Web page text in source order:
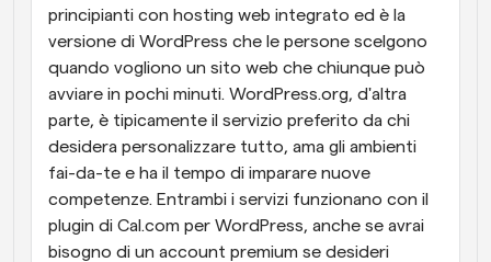
Webhook
Ricevi una notifica quando succede qualcosa
principianti con hosting web integrato ed è la
versione di WordPress che le persone scelgono
quando vogliono un sito web che chiunque può
avviare in pochi minuti. WordPress.org, d'altra
parte, è tipicamente il servizio preferito da chi
desidera personalizzare tutto, ama gli ambienti
fai-da-te e ha il tempo di imparare nuove
competenze. Entrambi i servizi funzionano con il
plugin di Cal.com per WordPress, anche se avrai
bisogno di un account premium se desideri